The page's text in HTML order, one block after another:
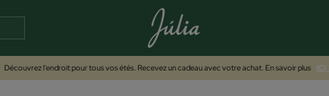
Découvrez l'endroit pour tous vos étés. Recevez un cadeau avec votre achat. En savoir plus ICI